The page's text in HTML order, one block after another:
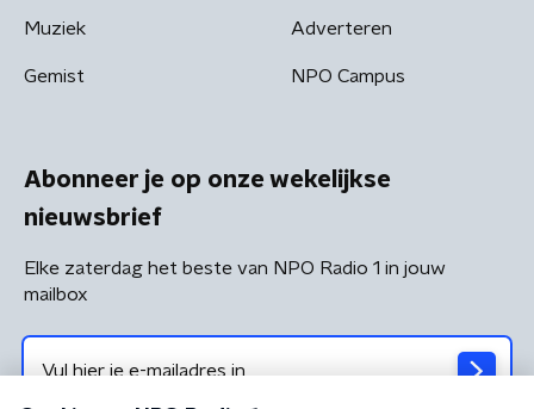
Muziek
Gemist
Adverteren
NPO Campus
Abonneer je op onze wekelijkse
nieuwsbrief
Elke zaterdag het beste van NPO Radio 1 in jouw
mailbox